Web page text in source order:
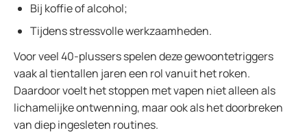
Bij koffie of alcohol;
Tijdens stressvolle werkzaamheden.
Voor veel 40-plussers spelen deze gewoontetriggers
vaak al tientallen jaren een rol vanuit het roken.
Daardoor voelt het stoppen met vapen niet alleen als
lichamelijke ontwenning, maar ook als het doorbreken
van diep ingesleten routines.